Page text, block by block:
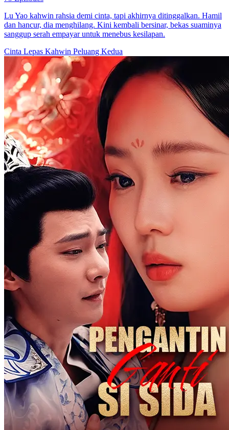
Lu Yao kahwin rahsia demi cinta, tapi akhirnya ditinggalkan. Hamil
dan hancur, dia menghilang. Kini kembali bersinar, bekas suaminya
sanggup serah empayar untuk menebus kesilapan.
Cinta Lepas Kahwin Peluang Kedua